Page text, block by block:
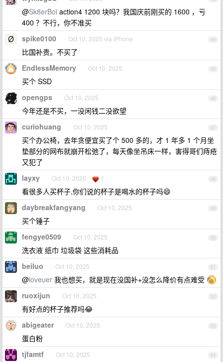
@Sk8erBoi action4 1200 块吗？我国庆前刚买的 1600 ，亏
400 ？不行，你不准买
44
spike0100 Oct 10, 2025 via iPhone
比国补贵。不买了
45
EndlessMemory Oct 10, 2025
买个 SSD
46
opengps Oct 10, 2025
今年还是不买，一没闲钱二没欲望
47
curiohuang Oct 10, 2025
买个办公椅，去年贪便宜买了个 500 多的，才 1 年多 1 个月坐
垫部分的网布就崩开松弛了，每天像坐吊床一样，害得哥们痔疮
又犯了
48
layxy Oct 10, 2025 1
看很多人买杯子,你们说的杯子是喝水的杯子吗😄
49
daybreakfangyang Oct 10, 2025
买个锤子
50
fengye0509 Oct 10, 2025
洗衣液 纸巾 垃圾袋 这些消耗品
51
beiluo Oct 10, 2025
@loveuer 我也想买，就是现在没国补+没怎么降价有点难受
52
ruoxijun Oct 10, 2025
有好点的杯子推荐吗😂
53
abigeater Oct 10, 2025
蛋白粉
54
tjfamtf Oct 10, 2025